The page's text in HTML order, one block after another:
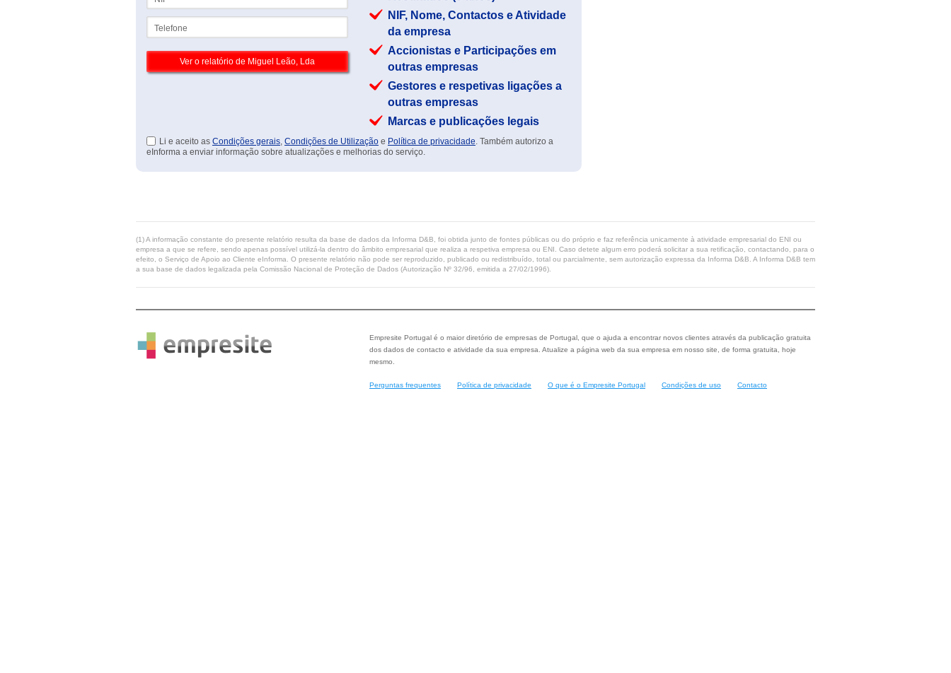
NIF, Nome, Contactos e Atividade
da empresa
Accionistas e Participações em
outras empresas
Gestores e respetivas ligações a
outras empresas
Marcas e publicações legais
Li e aceito as Condições gerais, Condições de Utilização e Política de privacidade. Também autorizo a
eInforma a enviar informação sobre atualizações e melhorias do serviço.
(1) A informação constante do presente relatório resulta da base de dados da Informa D&B, foi obtida junto de fontes públicas ou do próprio e faz referência unicamente à atividade empresarial do ENI ou
empresa a que se refere, sendo apenas possível utilizá-la dentro do âmbito empresarial que realiza a respetiva empresa ou ENI. Caso detete algum erro poderá solicitar a sua retificação, contactando, para o
efeito, o Serviço de Apoio ao Cliente eInforma. O presente relatório não pode ser reproduzido, publicado ou redistribuído, total ou parcialmente, sem autorização expressa da Informa D&B. A Informa D&B tem
a sua base de dados legalizada pela Comissão Nacional de Proteção de Dados (Autorização Nº 32/96, emitida a 27/02/1996).
Empresite Portugal é o maior diretório de empresas de Portugal, que o ajuda a encontrar novos clientes através da publicação gratuita
dos dados de contacto e atividade da sua empresa. Atualize a página web da sua empresa em nosso site, de forma gratuita, hoje
mesmo.
Perguntas frequentes Política de privacidade O que é o Empresite Portugal Condições de uso Contacto